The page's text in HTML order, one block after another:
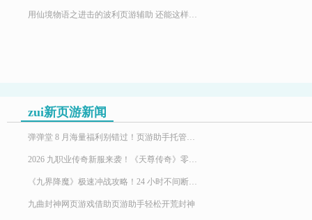
用仙境物语之进击的波利页游辅助 还能这样省钱
zui新页游新闻
弹弹堂 8 月海量福利别错过！页游助手托管挂机，限定时装轻松到手
2026 九职业传奇新服来袭！《天尊传奇》零氪高效发育，快速玩转霸服
《九界降魔》极速冲战攻略！24 小时不间断堆战力霸服
九曲封神网页游戏借助页游助手轻松开荒封神